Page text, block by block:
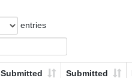
entries
Submitted
Submitted